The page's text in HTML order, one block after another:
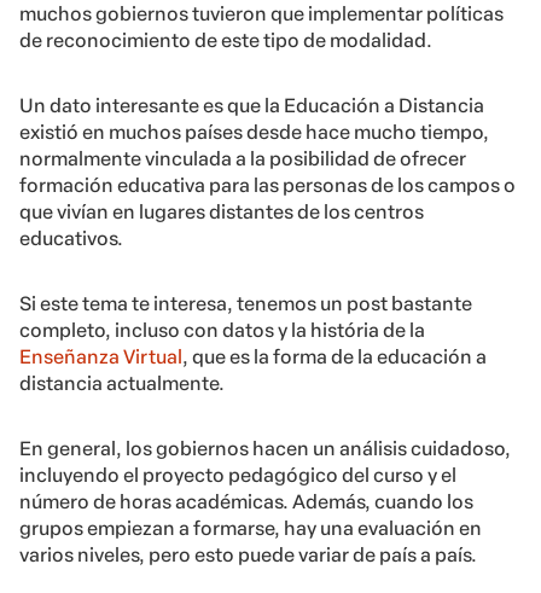
muchos gobiernos tuvieron que implementar políticas
de reconocimiento de este tipo de modalidad.
Un dato interesante es que la Educación a Distancia
existió en muchos países desde hace mucho tiempo,
normalmente vinculada a la posibilidad de ofrecer
formación educativa para las personas de los campos o
que vivían en lugares distantes de los centros
educativos.
Si este tema te interesa, tenemos un post bastante
completo, incluso con datos y la história de la
Enseñanza Virtual , que es la forma de la educación a
distancia actualmente.
En general, los gobiernos hacen un análisis cuidadoso,
incluyendo el proyecto pedagógico del curso y el
número de horas académicas. Además, cuando los
grupos empiezan a formarse, hay una evaluación en
varios niveles, pero esto puede variar de país a país.